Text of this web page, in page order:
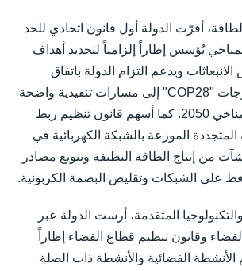
أقرّت الدولة أول قانون اتحادي للحد
يُؤسس إطاراً إلزامياً لتحديد أهداف
ويدعم التزام الدولة باتفاق
باريس ويترجم مخرجات "COP28" إلى مسارات تنفيذية واضحة
وصولاً إلى الحياد المناخي 2050. كما أسهم قانون تنظيم ربط
الموزعة بالشبكة الكهربائية في
من إنتاج الطاقة النظيفة وتنويع مصادر
على الشبكات وتقليص البصمة الكربونية.
المتقدمة، أرست الدولة عبر
وقانون تنظيم قطاع الفضاء إطاراً
الأنشطة الفضائية والأنشطة ذات الصلة